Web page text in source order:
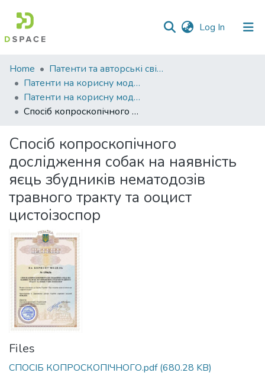
Log In (current)
Communities
&
Collections
Statistics
Home
Патенти та авторські свідоцтва
Патенти на корисну модель
Патенти на корисну модель_2025
Спосіб копроскопічного дослідження собак на наявність яєць збудників нематодозів травного тракту та ооцист цистоізоспор
Спосіб копроскопічного
дослідження собак на наявність
яєць збудників нематодозів
травного тракту та ооцист
цистоізоспор
Files
СПОСІБ КОПРОСКОПІЧНОГО.pdf(680.28 KB)